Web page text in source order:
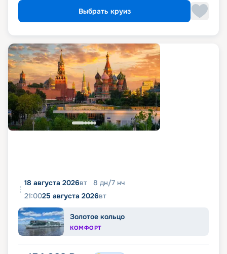
Выбрать круиз
18 августа 2026вт 8 дн/7 нч
21:0025 августа 2026вт
Золотое кольцо
КОМФОРТ